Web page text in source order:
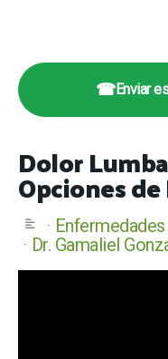
☎Enviar
Dolor
Opciones
Dr. Gamaliel